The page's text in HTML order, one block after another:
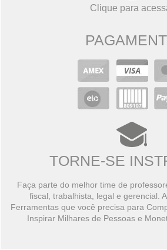
Clique para
TORNE-SE
Faça parte do melhor time de
fiscal, trabalhista, legal e gerencial.
Ferramentas que você precisa para
Inspirar Milhares de Pessoas e